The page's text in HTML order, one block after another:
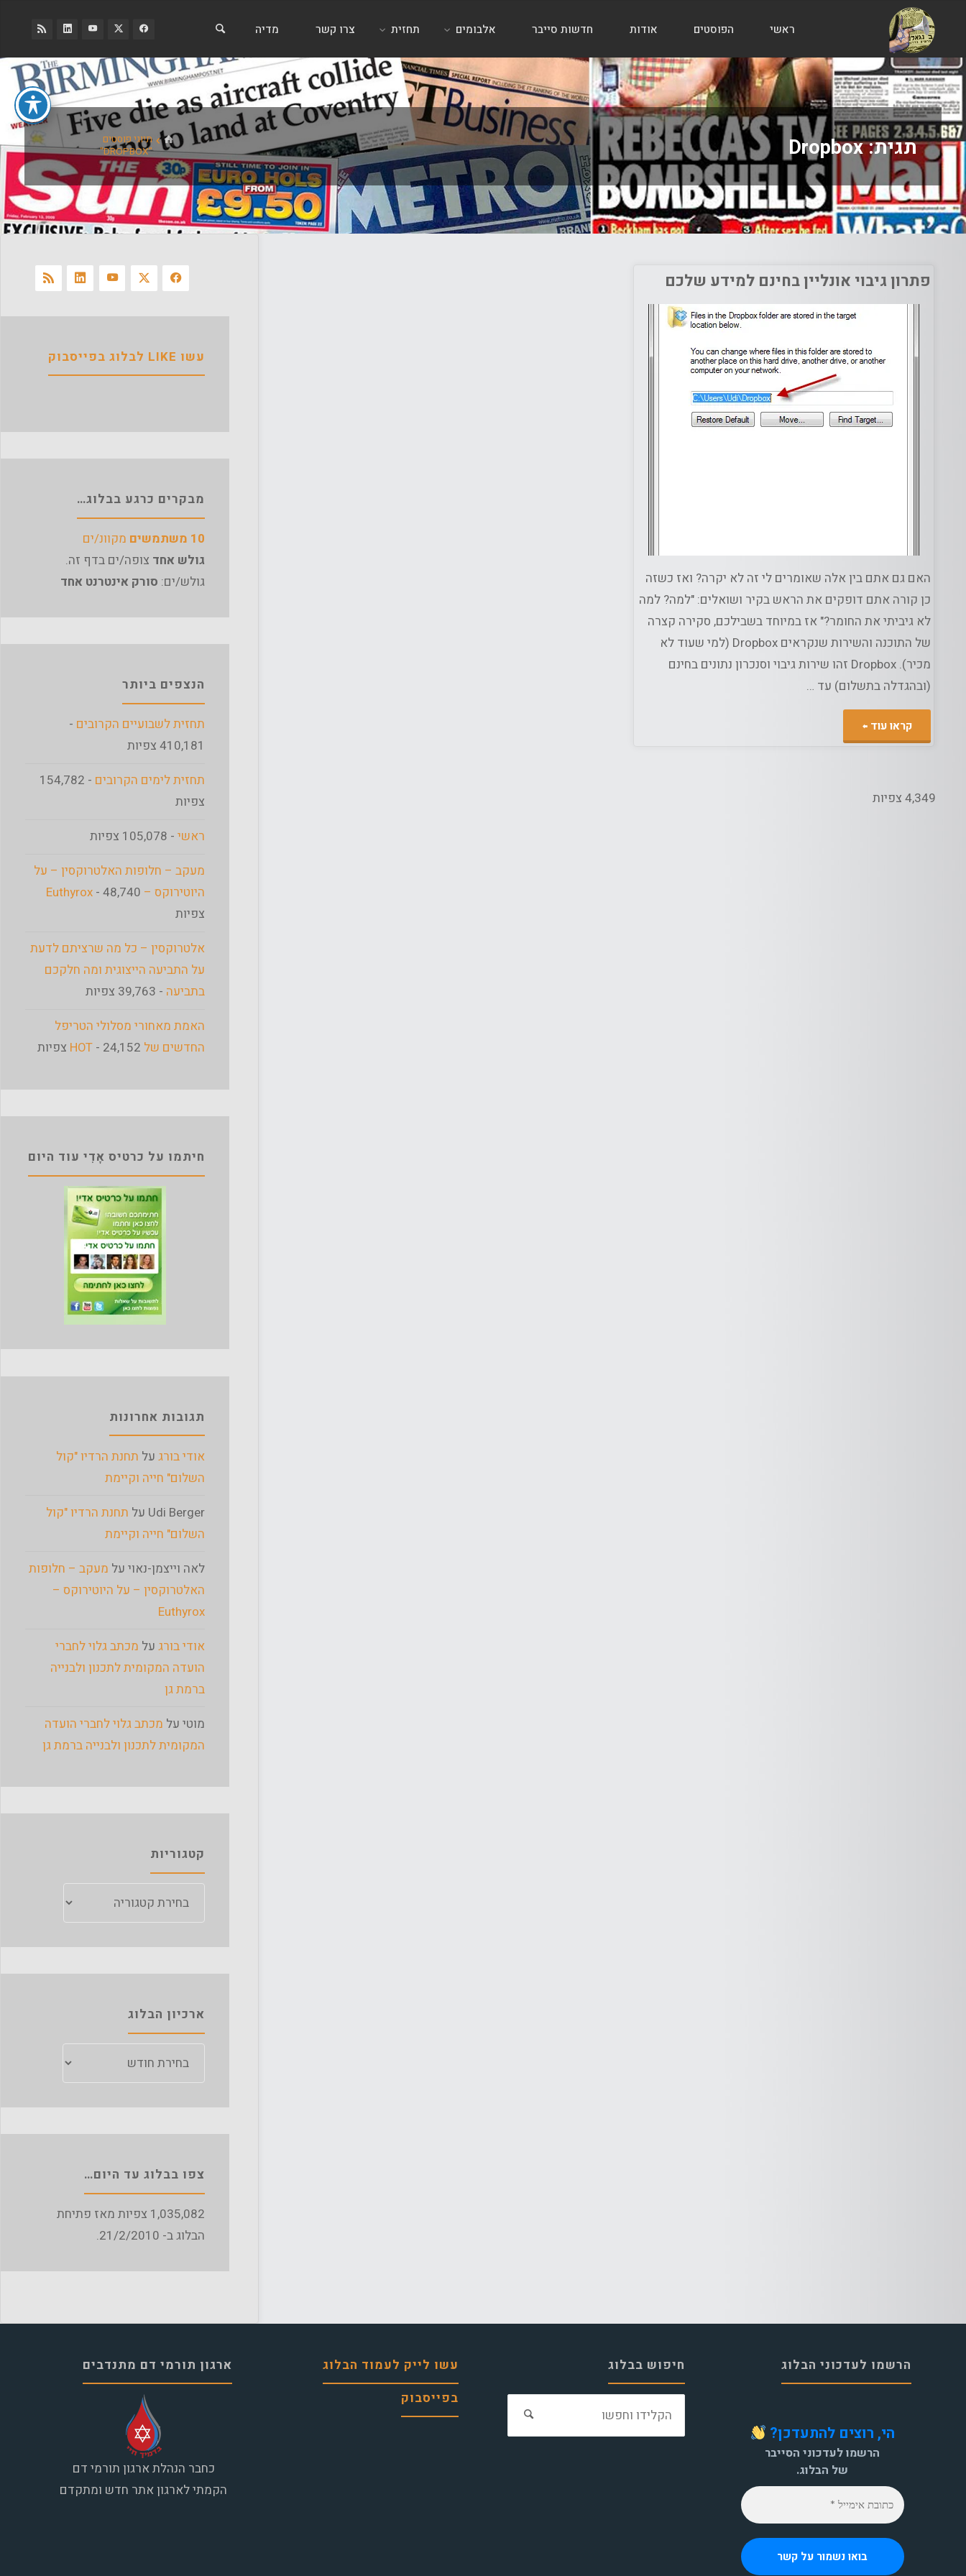
הבלוג
של
אודי
בורג
ראשי הפוסטים אודות חדשות סייבר אלבומים תחזית צרו קשר מדיה
תגית:Dropbox ביתתיוגי פוסטים
"DROPBOX"
פתרון גיבוי אונליין בחינם למידע שלכם
האם גם אתם בין אלה שאומרים לי זה לא יקרה? ואז כשזה
כן קורה אתם דופקים את הראש בקיר ושואלים: "למה? למה
לא גיביתי את החומר?" אז במיוחד בשבילכם, סקירה קצרה
של התוכנה והשירות שנקראים Dropbox (למי שעוד לא
מכיר). Dropbox זהו שירות גיבוי וסנכרון נתונים בחינם
(ובהגדלה בתשלום) עד …
קראו עוד
4,349 צפיות
עשו LIKE לבלוג בפייסבוק
מבקרים כרגע בבלוג…
10 משתמשים
מקוונ/ים
גולש אחד צופה/ים בדף זה.
גולש/ים: סורק אינטרנט אחד
הנצפים ביותר
תחזית לשבועיים הקרובים -
410,181 צפיות
תחזית לימים הקרובים
- 154,782
צפיות
ראשי - 105,078 צפיות
מעקב – חלופות האלטרוקסין – על
היוטירוקס – Euthyrox - 48,740
צפיות
אלטרוקסין – כל מה שרציתם לדעת
על התביעה הייצוגית ומה חלקכם
בתביעה - 39,763 צפיות
האמת מאחורי מסלולי הטריפל
החדשים של HOT - 24,152 צפיות
חיתמו על כרטיס אָדִי עוד היום
תגובות אחרונות
אודי בורג על תחנת הרדיו "קול
השלום" חייה וקיימת
Udi Berger על תחנת הרדיו "קול
השלום" חייה וקיימת
לאה וייצמן-נאוי על מעקב – חלופות
האלטרוקסין – על היוטירוקס –
Euthyrox
אודי בורג על מכתב גלוי לחברי
הועדה המקומית לתכנון ולבנייה
ברמת גן
מוטי על מכתב גלוי לחברי הועדה
המקומית לתכנון ולבנייה ברמת גן
קטגוריות
ארכיון הבלוג
צפו בבלוג עד היום…
1,035,082 צפיות מאז פתיחת
הבלוג ב- 21/2/2010.
הרשמו לעדכוני הבלוג
הי, רוצים להתעדכן?
הרשמו לעדכוני הסייבר
של הבלוג.
חיפוש בבלוג
עשו לייק לעמוד הבלוג
בפייסבוק
ארגון תורמי דם מתנדבים
כחבר הנהלת ארגון תורמי דם
הקמתי לארגון אתר חדש ומתקדם